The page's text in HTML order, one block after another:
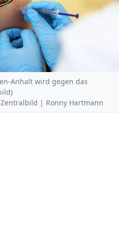
Anhalt wird gegen das
| Ronny Hartmann